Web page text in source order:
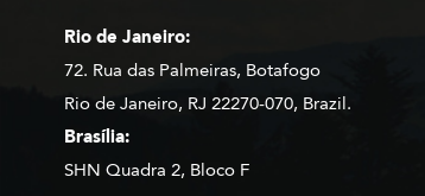
Rio de Janeiro:
72. Rua das Palmeiras, Botafogo
Rio de Janeiro, RJ 22270-070, Brazil.
Brasília:
SHN Quadra 2, Bloco F